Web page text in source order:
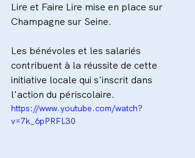
Lire et Faire Lire mise en place sur
Champagne sur Seine.
Les bénévoles et les salariés
contribuent à la réussite de cette
initiative locale qui s'inscrit dans
l'action du périscolaire.
https://www.youtube.com/watch?
v=7k_6pPRFL30